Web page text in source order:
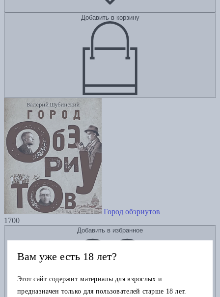
Добавить в корзину
Город обэриутов
1700
Добавить в избранное
Вам уже есть 18 лет?
Этот сайт содержит материалы для взрослых и
предназначен только для пользователей старше 18 лет.